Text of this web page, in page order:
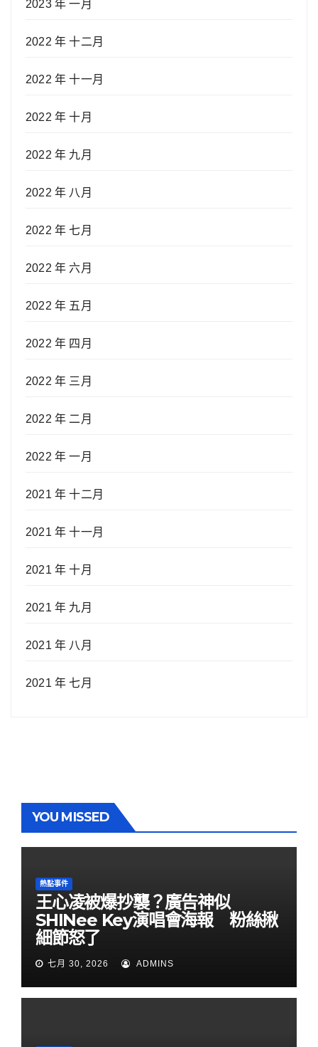
2023 年 一月
2022 年 十二月
2022 年 十一月
2022 年 十月
2022 年 九月
2022 年 八月
2022 年 七月
2022 年 六月
2022 年 五月
2022 年 四月
2022 年 三月
2022 年 二月
2022 年 一月
2021 年 十二月
2021 年 十一月
2021 年 十月
2021 年 九月
2021 年 八月
2021 年 七月
YOU MISSED
熱點事件
王心凌被爆抄襲？廣告神似
SHINee Key演唱會海報 粉絲揪
細節怒了
七月 30, 2026 ADMINS